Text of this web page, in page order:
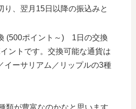
り、翌月15日以降の振込みと
(500ポイント～) 1日の交換
イントです。交換可能な通貨は
イーサリアム／リップルの3種